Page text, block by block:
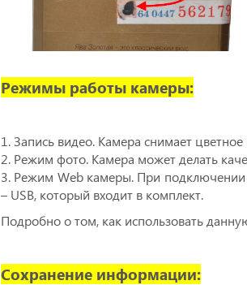
Режимы работы камеры:
1. Запись видео. Камера снимает
2. Режим фото. Камера может делать
3. Режим Web камеры. При
– USB, который входит в комплект.
Подробно о том, как использовать
Сохранение информации: